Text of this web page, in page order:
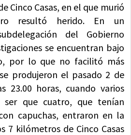
Cinco Casas, en el que murió
resultó herido. En un
del Gobierno
se encuentran bajo
por lo que no facilitó más
produjeron el pasado 2 de
23.00 horas, cuando varios
ser que cuatro, que tenían
capuchas, entraron en la
7 kilómetros de Cinco Casas